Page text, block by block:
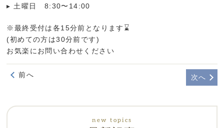
▸ 土曜日 8:30〜14:00
※最終受付は各15分前となります⌛
(初めての方は30分前です)
お気楽にお問い合わせください
前へ 次へ